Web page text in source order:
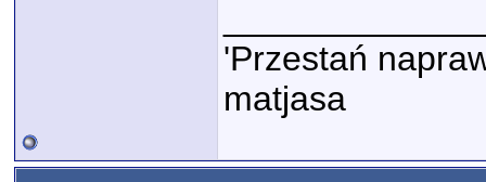
'Przestań
matjasa